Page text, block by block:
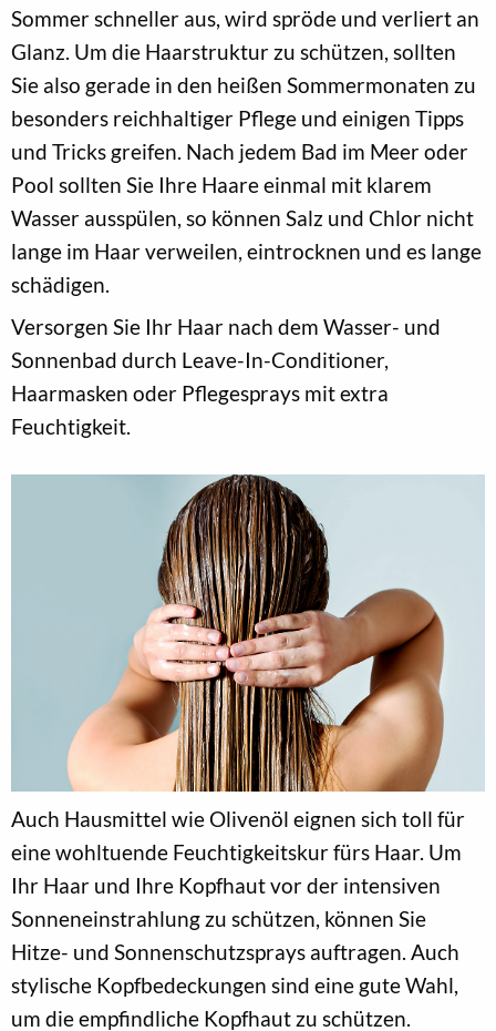
Sommer schneller aus, wird spröde und verliert an
Glanz. Um die Haarstruktur zu schützen, sollten
Sie also gerade in den heißen Sommermonaten zu
besonders reichhaltiger Pflege und einigen Tipps
und Tricks greifen. Nach jedem Bad im Meer oder
Pool sollten Sie Ihre Haare einmal mit klarem
Wasser ausspülen, so können Salz und Chlor nicht
lange im Haar verweilen, eintrocknen und es lange
schädigen.
Versorgen Sie Ihr Haar nach dem Wasser- und
Sonnenbad durch Leave-In-Conditioner,
Haarmasken oder Pflegesprays mit extra
Feuchtigkeit.
Auch Hausmittel wie Olivenöl eignen sich toll für
eine wohltuende Feuchtigkeitskur fürs Haar. Um
Ihr Haar und Ihre Kopfhaut vor der intensiven
Sonneneinstrahlung zu schützen, können Sie
Hitze- und Sonnenschutzsprays auftragen. Auch
stylische Kopfbedeckungen sind eine gute Wahl,
um die empfindliche Kopfhaut zu schützen.